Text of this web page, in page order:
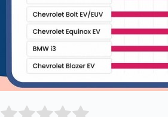
Rate this item: